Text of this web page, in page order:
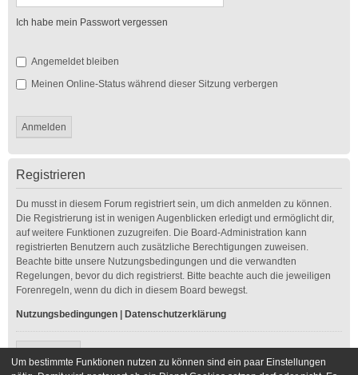
Ich habe mein Passwort vergessen
Angemeldet bleiben
Meinen Online-Status während dieser Sitzung verbergen
Registrieren
Du musst in diesem Forum registriert sein, um dich anmelden zu können.
Die Registrierung ist in wenigen Augenblicken erledigt und ermöglicht dir,
auf weitere Funktionen zuzugreifen. Die Board-Administration kann
registrierten Benutzern auch zusätzliche Berechtigungen zuweisen.
Beachte bitte unsere Nutzungsbedingungen und die verwandten
Regelungen, bevor du dich registrierst. Bitte beachte auch die jeweiligen
Forenregeln, wenn du dich in diesem Board bewegst.
Nutzungsbedingungen Datenschutzerklärung
Um bestimmte Funktionen nutzen zu können sind ein paar Einstellungen